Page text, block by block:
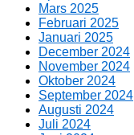
Mars 2025
Februari 2025
Januari 2025
December 2024
November 2024
Oktober 2024
September 2024
Augusti 2024
Juli 2024